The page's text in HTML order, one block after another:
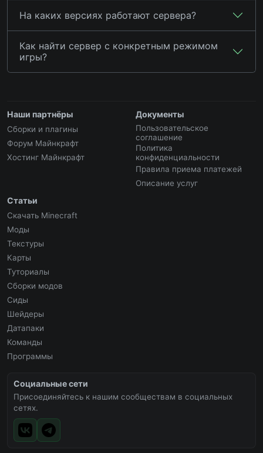
На каких версиях работают сервера?
Как найти сервер с конкретным режимом
игры?
Наши партнёры
Сборки и плагины
Форум Майнкрафт
Хостинг Майнкрафт
Документы
Пользовательское
соглашение
Политика
конфиденциальности
Правила приема платежей
Описание услуг
Статьи
Скачать Minecraft
Моды
Текстуры
Карты
Туториалы
Сборки модов
Сиды
Шейдеры
Датапаки
Команды
Программы
Социальные сети
Присоединяйтесь к нашим сообществам в социальных
сетях.